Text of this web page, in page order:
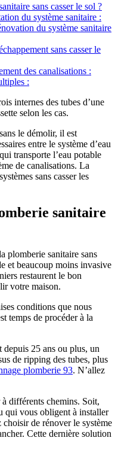
sans casser le sol ?
du système sanitaire :
du système sanitaire
sans casser le
des canalisations :
:
internes des tubes d’une
selon les cas.
le démolir, il est
entre le système d’eau
transporte l’eau potable
de canalisations. La
sans casser les
sanitaire
plomberie sanitaire sans
et beaucoup moins invasive
restaurent le bon
votre maison.
conditions que nous
temps de procéder à la
depuis 25 ans ou plus, un
de ripping des tubes, plus
plomberie 93. N’allez
différents chemins. Soit,
qui vous obligent à installer
de rénover le système
Cette dernière solution